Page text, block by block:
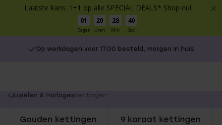
Laatste kans: 1+1 op alle SPECIAL DEALS* Shop nu!
01
Dagen
20
Uren
28
Min
39
Sec
Op werkdagen voor 17.00 besteld, morgen in huis
You
here:
Juwelen & Horloges Kettingen
Gouden kettingen 9 karaat kettingen